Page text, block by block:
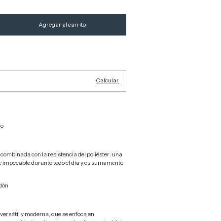
Calcular
con la resistencia del poliéster: una
durante todo el día y es sumamente
y moderna, que se enfoca en